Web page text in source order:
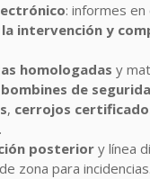
: informes en
intervención y
homologadas y
bombines de
, cerrojos
.
posterior y línea
zona para incidencias.